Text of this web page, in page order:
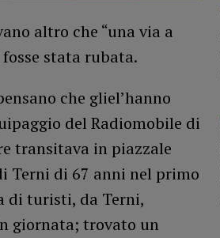
altro che “una via a
stata rubata.
che gliel’hanno
del Radiomobile di
transitava in piazzale
Terni di 67 anni nel primo
di turisti, da Terni,
giornata; trovato un